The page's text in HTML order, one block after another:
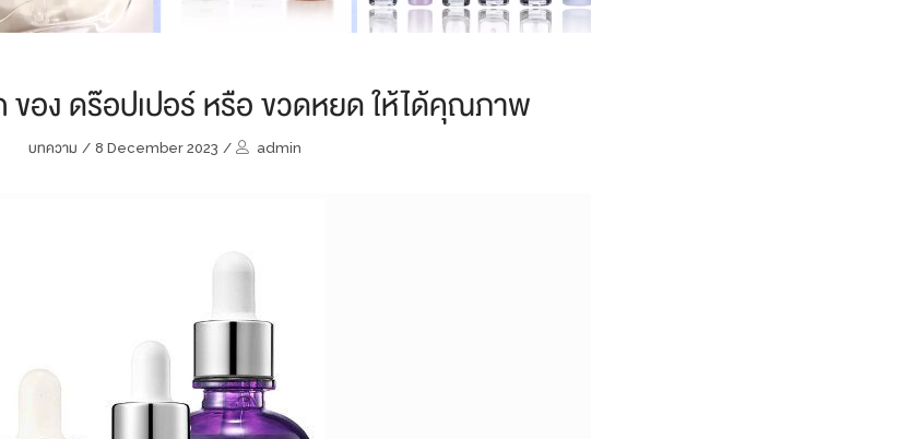
ของ ดร๊อปเปอร์ หรือ ขวดหยด ให้ได้คุณภาพ
บทความ / 8 December 2023 / admin